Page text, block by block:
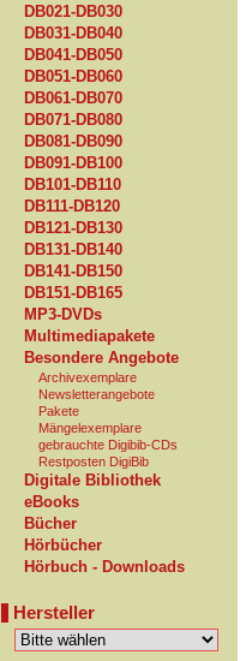
DB021-DB030
DB031-DB040
DB041-DB050
DB051-DB060
DB061-DB070
DB071-DB080
DB081-DB090
DB091-DB100
DB101-DB110
DB111-DB120
DB121-DB130
DB131-DB140
DB141-DB150
DB151-DB165
MP3-DVDs
Multimediapakete
Besondere Angebote
Archivexemplare
Newsletterangebote
Pakete
Mängelexemplare
gebrauchte Digibib-CDs
Restposten DigiBib
Digitale Bibliothek
eBooks
Bücher
Hörbücher
Hörbuch - Downloads
Hersteller